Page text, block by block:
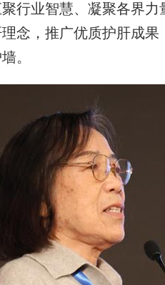
行业智慧、凝聚各界
念，推广优质护肝成
。